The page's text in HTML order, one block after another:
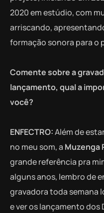
2020 em estúdio, com
arriscando,
formação sonora para o
Comente sobre a
lançamento, qual a
você?
ENFECTRO:Além de
no meu som, a Muzenga
grande referência pra
alguns anos, lembro de
gravadora toda semana
e ver os lançamento dos